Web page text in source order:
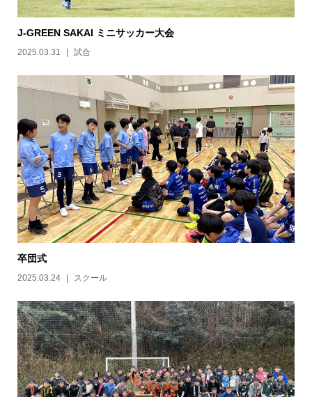
J-GREEN SAKAI ミニサッカー大会
2025.03.31 試合
卒団式
2025.03.24 スクール